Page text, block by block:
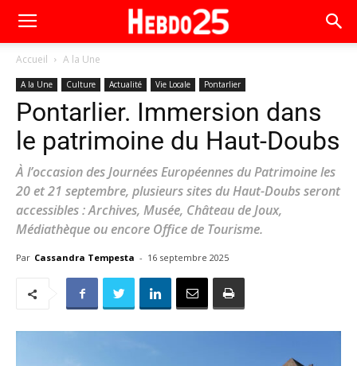
Accueil A la Une
A la Une Culture Actualité Vie Locale Pontarlier
Pontarlier. Immersion dans
le patrimoine du Haut-Doubs
À l’occasion des Journées Européennes du Patrimoine les
20 et 21 septembre, plusieurs sites du Haut-Doubs seront
accessibles : Archives, Musée, Château de Joux,
Médiathèque ou encore Office de Tourisme.
Par Cassandra Tempesta - 16 septembre 2025